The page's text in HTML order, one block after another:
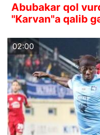
Abubakar qol
"Karvan"a qalib
02:00